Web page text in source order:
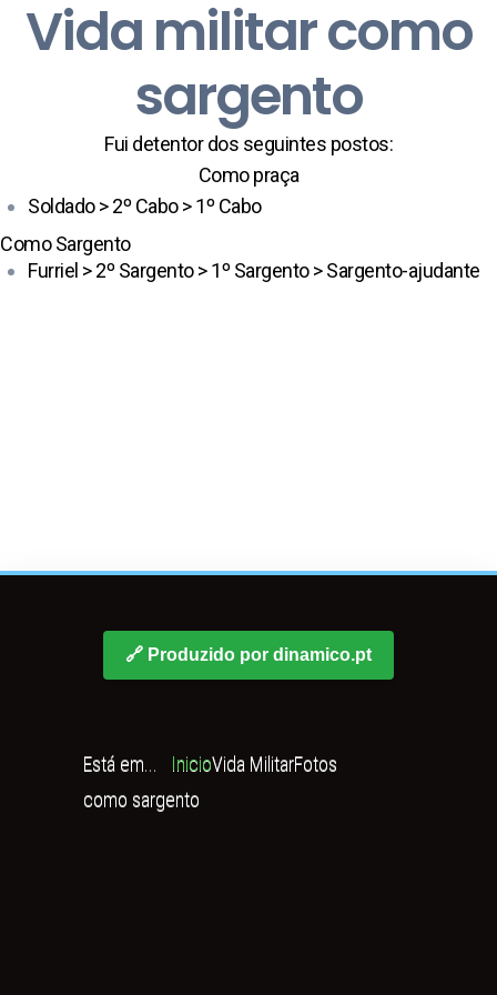
Vida militar como
sargento
Fui detentor dos seguintes postos:
Como praça
Soldado > 2º Cabo > 1º Cabo
Como Sargento
Furriel > 2º Sargento > 1º Sargento > Sargento-ajudante
🔗 Produzido por dinamico.pt
Está em... InicioVida MilitarFotos
como sargento